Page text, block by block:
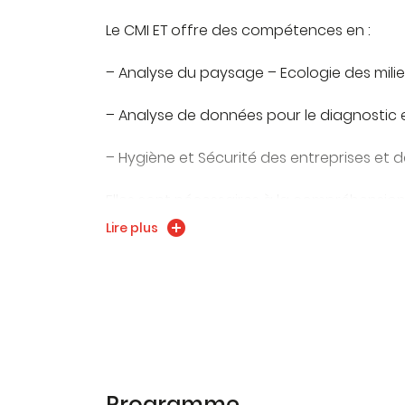
Le CMI ET offre des compétences en :
– Analyse du paysage – Ecologie des
– Analyse de données pour le diagnostic
– Hygiène et Sécurité des entreprises et
différents compartiments des
Lire plus